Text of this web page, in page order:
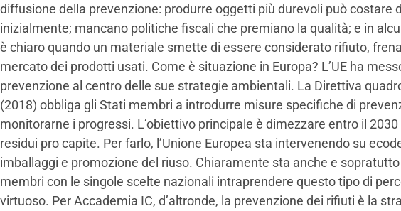
diffusione della prevenzione: produrre oggetti più durevoli può costare
inizialmente; mancano politiche fiscali che premiano la qualità; e in
è chiaro quando un materiale smette di essere considerato rifiuto,
mercato dei prodotti usati. Come è situazione in Europa? L’UE ha
prevenzione al centro delle sue strategie ambientali. La Direttiva
(2018) obbliga gli Stati membri a introdurre misure specifiche di
monitorarne i progressi. L’obiettivo principale è dimezzare entro il
residui pro capite. Per farlo, l’Unione Europea sta intervenendo su
imballaggi e promozione del riuso. Chiaramente sta anche e
membri con le singole scelte nazionali intraprendere questo tipo di
virtuoso. Per Accademia IC, d’altronde, la prevenzione dei rifiuti è la